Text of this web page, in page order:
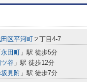
区平河町 ２丁目4-7
永田町 」駅 徒歩5分
ツ谷 」駅 徒歩12分
見附 」駅 徒歩7分